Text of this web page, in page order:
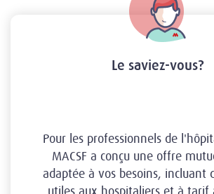
Le saviez-vous?
Pour les professionnels de
MACSF a conçu une offre
adaptée à vos besoins, incluant
utiles aux hospitaliers et à tarif